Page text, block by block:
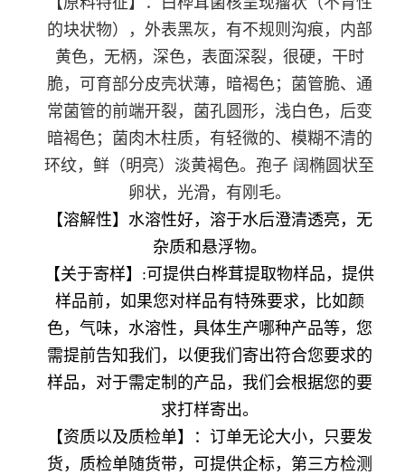
的块状物），外表黑灰，有不规则沟痕，内部
黄色，无柄，深色，表面深裂，很硬，干时
脆，可育部分皮壳状薄，暗褐色；菌管脆、通
常菌管的前端开裂，菌孔圆形，浅白色，后变
暗褐色；菌肉木柱质，有轻微的、模糊不清的
环纹，鲜（明亮）淡黄褐色。孢子 阔椭圆状至
卵状，光滑，有刚毛。
【溶解性】 水溶性好，溶于水后澄清透亮，无
杂质和悬浮物。
【关于寄样】:可提供白桦茸提取物样品，提供
样品前，如果您对样品有特殊要求，比如颜
色，气味，水溶性，具体生产哪种产品等，您
需提前告知我们，以便我们寄出符合您要求的
样品，对于需定制的产品，我们会根据您的要
求打样寄出。
【资质以及质检单】：订单无论大小，只要发
货，质检单随货带，可提供企标，第三方检测